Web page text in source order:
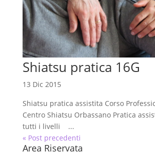
Shiatsu pratica 16G
13 Dic 2015
Shiatsu pratica assistita Corso
Centro Shiatsu Orbassano Pratica
tutti i livelli ...
« Post precedenti
Area Riservata